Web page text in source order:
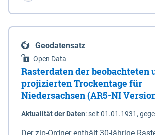
Geodatensatz
Open Data
Rasterdaten der beobachteten
projizierten Trockentage für
Niedersachsen (AR5-NI
Aktualität der Daten:seit 01.01.1931,